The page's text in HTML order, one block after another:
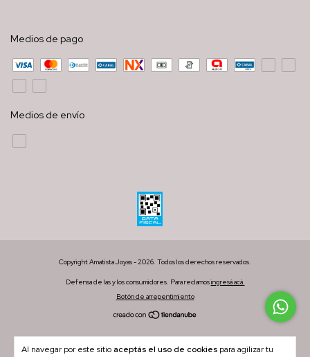
Al navegar por este sitio aceptás el uso de cookies para agilizar tu
Medios de pago
Medios de envío
Copyright Amatista Joyas - 2026. Todos los derechos reservados.
Defensa de las y los consumidores. Para reclamosingresá acá.
Botón de arrepentimiento